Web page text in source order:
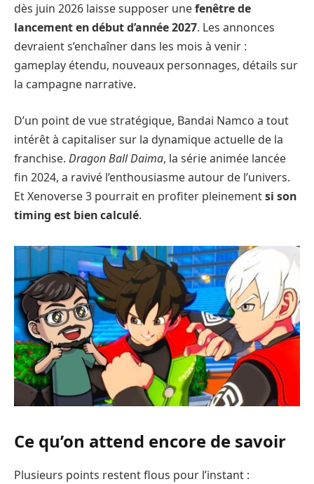
dès juin 2026 laisse supposer unefenêtre de
lancement en début d’année 2027. Les annonces
devraient s’enchaîner dans les mois à venir :
gameplay étendu, nouveaux personnages, détails sur
la campagne narrative.
D’un point de vue stratégique, Bandai Namco a tout
intérêt à capitaliser sur la dynamique actuelle de la
franchise. Dragon Ball Daima, la série animée lancée
fin 2024, a ravivé l’enthousiasme autour de l’univers.
Et Xenoverse 3 pourrait en profiter pleinementsi son
timing est bien calculé.
Ce qu’on attend encore de savoir
Plusieurs points restent flous pour l’instant :